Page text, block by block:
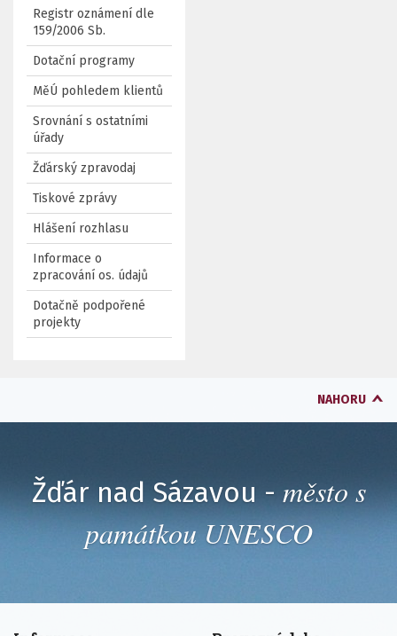
Registr oznámení dle
159/2006 Sb.
Dotační programy
MěÚ pohledem klientů
Srovnání s ostatními
úřady
Žďárský zpravodaj
Tiskové zprávy
Hlášení rozhlasu
Informace o
zpracování os. údajů
Dotačně podpořené
projekty
NAHORU
Žďár nad Sázavou - město s
památkou UNESCO